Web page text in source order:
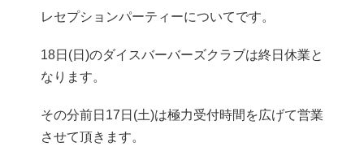
レセプションパーティーについてです。
18日(日)のダイスバーバーズクラブは終日休業と
なります。
その分前日17日(土)は極力受付時間を広げて営業
させて頂きます。